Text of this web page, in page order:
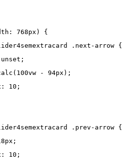
768px) {
.next-arrow {
- 94px);
10;
.prev-arrow {
10;